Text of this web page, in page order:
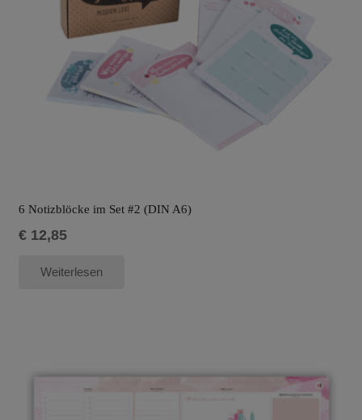
6 Notizblöcke im Set #2 (DIN A6)
€12,85
Weiterlesen